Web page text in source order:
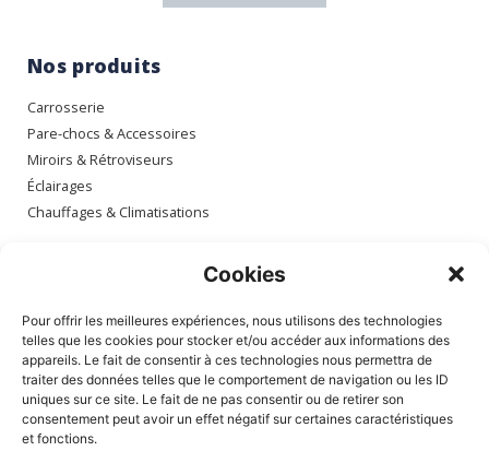
Cookies
Pour offrir les meilleures expériences, nous utilisons des technologies
telles que les cookies pour stocker et/ou accéder aux informations des
appareils. Le fait de consentir à ces technologies nous permettra de
traiter des données telles que le comportement de navigation ou les ID
uniques sur ce site. Le fait de ne pas consentir ou de retirer son
consentement peut avoir un effet négatif sur certaines caractéristiques
et fonctions.
Nos produits
Carrosserie
Pare-chocs & Accessoires
Miroirs & Rétroviseurs
Éclairages
Chauffages & Climatisations
Mon compte
Mes commandes
Mes adresses
Mon panier